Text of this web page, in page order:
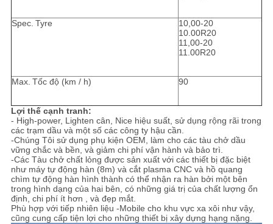
Spec. Tyre
10,00-20
10.00R20
11,00-20
11.00R20
Max. Tốc độ (km / h) 90
Lợi thế cạnh tranh:
- High-power, Lighten cân, Nice hiệu suất, sử dụng rộng rãi trong
các trạm dầu và một số các công ty hậu cần.
-Chúng Tôi sử dụng phụ kiện OEM, làm cho các tàu chở dầu
vững chắc và bền, và giảm chi phí vận hành và bảo trì.
-Các Tàu chở chất lỏng được sản xuất với các thiết bị đặc biệt
như máy tự động hàn (8m) và cắt plasma CNC và hồ quang
chìm tự động hàn hình thành có thể nhận ra hàn bởi một bên
trong hình dạng của hai bên, có những giá trị của chất lượng ổn
định, chi phí ít hơn , và đẹp mắt.
Phù hợp với tiếp nhiên liệu -Mobile cho khu vực xa xôi như vậy,
cũng cung cấp tiện lợi cho những thiết bị xây dựng hạng nặng.